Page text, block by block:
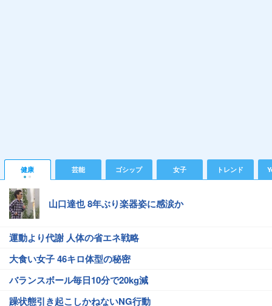
健康 芸能 ゴシップ 女子 トレンド
山口達也 8年ぶり楽器姿に感涙か
運動より代謝 人体の省エネ戦略
大食い女子 46キロ体型の秘密
バランスボール毎日10分で20kg減
躁状態引き起こしかねないNG行動